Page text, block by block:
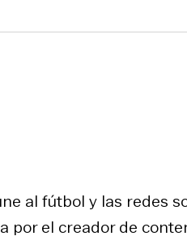
al fútbol y las redes
por el creador de